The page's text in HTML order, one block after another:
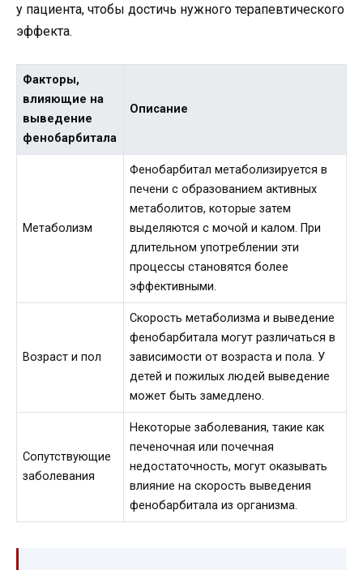
у пациента, чтобы достичь нужного терапевтического
эффекта.
Факторы,
влияющие на
выведение
фенобарбитала
Описание
Метаболизм
Фенобарбитал метаболизируется в
печени с образованием активных
метаболитов, которые затем
выделяются с мочой и калом. При
длительном употреблении эти
процессы становятся более
эффективными.
Возраст и пол
Скорость метаболизма и выведение
фенобарбитала могут различаться в
зависимости от возраста и пола. У
детей и пожилых людей выведение
может быть замедлено.
Сопутствующие
заболевания
Некоторые заболевания, такие как
печеночная или почечная
недостаточность, могут оказывать
влияние на скорость выведения
фенобарбитала из организма.